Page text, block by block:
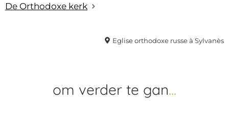
De Orthodoxe kerk
Eglise orthodoxe russe à Sylvanès
om verder te gan